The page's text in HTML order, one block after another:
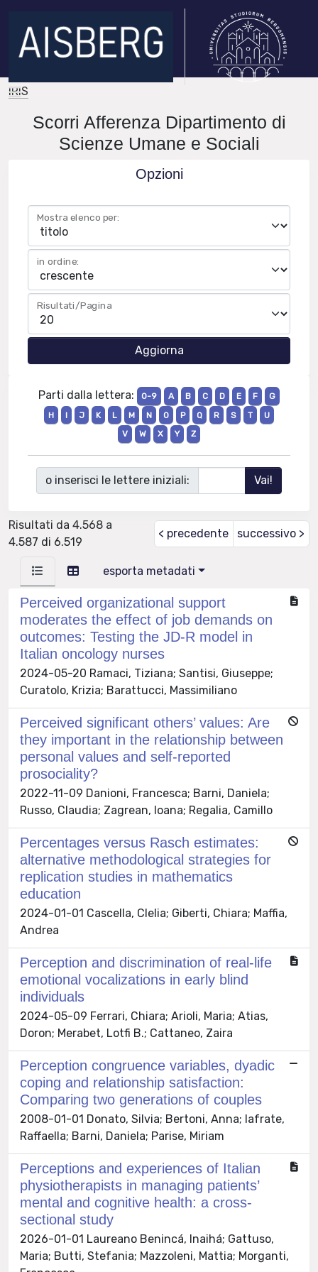
IRIS
Scorri Afferenza Dipartimento di
Scienze Umane e Sociali
Opzioni
Mostra elenco per:
in ordine:
Risultati/Pagina
Parti dalla lettera: 0-9 A B C D E F
G
H
I J K L M N O P Q R S T
U
V
W X Y Z
o inserisci le lettere iniziali:
Risultati da 4.568 a
4.587 di 6.519
< precedente successivo >
esporta metadati
Perceived organizational support
moderates the effect of job demands on
outcomes: Testing the JD-R model in
Italian oncology nurses
2024-05-20 Ramaci, Tiziana; Santisi, Giuseppe;
Curatolo, Krizia; Barattucci, Massimiliano
Perceived significant others’ values: Are
they important in the relationship between
personal values and self-reported
prosociality?
2022-11-09 Danioni, Francesca; Barni, Daniela;
Russo, Claudia; Zagrean, Ioana; Regalia, Camillo
Percentages versus Rasch estimates:
alternative methodological strategies for
replication studies in mathematics
education
2024-01-01 Cascella, Clelia; Giberti, Chiara; Maffia,
Andrea
Perception and discrimination of real-life
emotional vocalizations in early blind
individuals
2024-05-09 Ferrari, Chiara; Arioli, Maria; Atias,
Doron; Merabet, Lotfi B.; Cattaneo, Zaira
Perception congruence variables, dyadic
coping and relationship satisfaction:
Comparing two generations of couples
2008-01-01 Donato, Silvia; Bertoni, Anna; Iafrate,
Raffaella; Barni, Daniela; Parise, Miriam
Perceptions and experiences of Italian
physiotherapists in managing patients’
mental and cognitive health: a cross-
sectional study
2026-01-01 Laureano Benincá, Inaihá; Gattuso,
Maria; Butti, Stefania; Mazzoleni, Mattia; Morganti,